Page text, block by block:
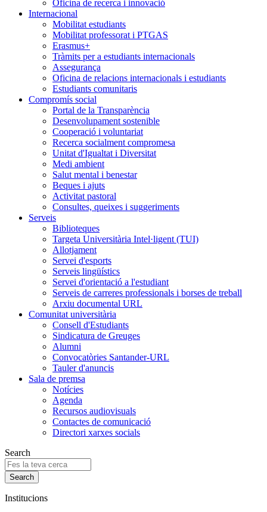
Oficina de recerca i innovació
Internacional
Mobilitat estudiants
Mobilitat professorat i PTGAS
Erasmus+
Tràmits per a estudiants internacionals
Assegurança
Oficina de relacions internacionals i estudiants
Estudiants comunitaris
Compromís social
Portal de la Transparència
Desenvolupament sostenible
Cooperació i voluntariat
Recerca socialment compromesa
Unitat d'Igualtat i Diversitat
Medi ambient
Salut mental i benestar
Beques i ajuts
Activitat pastoral
Consultes, queixes i suggeriments
Serveis
Biblioteques
Targeta Universitària Intel·ligent (TUI)
Allotjament
Servei d'esports
Serveis lingüístics
Servei d'orientació a l'estudiant
Serveis de carreres professionals i borses de treball
Arxiu documental URL
Comunitat universitària
Consell d'Estudiants
Sindicatura de Greuges
Alumni
Convocatòries Santander-URL
Tauler d'anuncis
Sala de premsa
Notícies
Agenda
Recursos audiovisuals
Contactes de comunicació
Directori xarxes socials
Search
Institucions